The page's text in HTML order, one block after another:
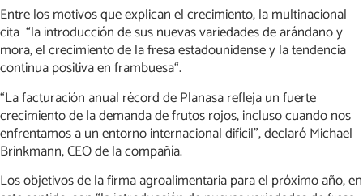
Entre los motivos que explican el crecimiento, la multinacional
cita “la introducción de sus nuevas variedades de arándano y
mora, el crecimiento de la fresa estadounidense y la tendencia
continua positiva en frambuesa“.
“La facturación anual récord de Planasa refleja un fuerte
crecimiento de la demanda de frutos rojos, incluso cuando nos
enfrentamos a un entorno internacional difícil”, declaró Michael
Brinkmann, CEO de la compañía.
Los objetivos de la firma agroalimentaria para el próximo año, en